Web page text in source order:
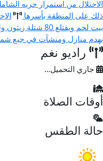
الاحتلال من استمرار حربه
ذلك على المنطقة بأسرها
بيت لحم ويقتلع 80 شتلة زيتون ولوزيات
بهدم منازل ومنشآت في جبع
راديو نغم
جاري التحميل...
أوقات الصلاة
حالة الطقس